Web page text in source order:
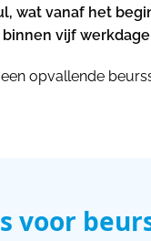
wat vanaf het
vijf
opvallende
voor